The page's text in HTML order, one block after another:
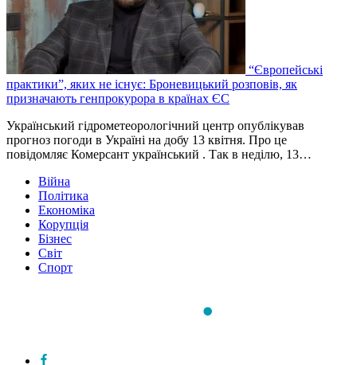
“Європейські
практики”, яких не існує: Броневицький розповів, як
призначають генпрокурора в країнах ЄС
Український гідрометеорологічний центр опублікував
прогноз погоди в Україні на добу 13 квітня. Про це
повідомляє Комерсант український . Так в неділю, 13…
Війна
Політика
Економіка
Корупція
Бізнес
Світ
Спорт